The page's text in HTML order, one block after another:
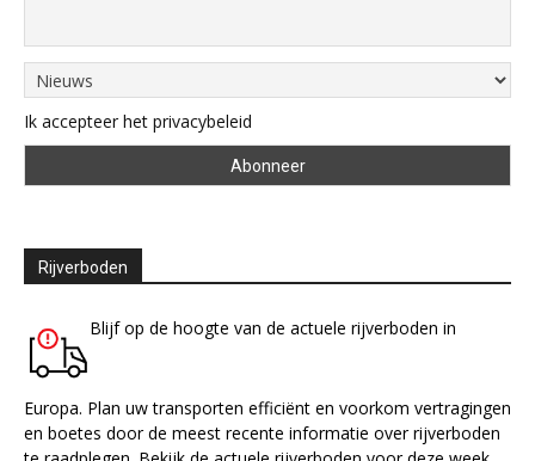
Ik accepteer het privacybeleid
Rijverboden
Blijf op de hoogte van de actuele rijverboden in
Europa. Plan uw transporten efficiënt en voorkom vertragingen
en boetes door de meest recente informatie over rijverboden